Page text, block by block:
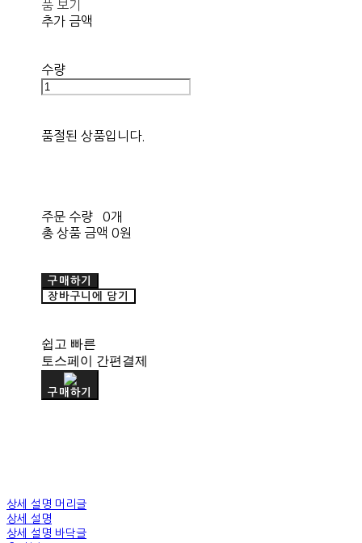
품 보기
추가 금액
수량
품절된 상품입니다.
주문 수량
0개
총 상품 금액 0원
구매하기
장바구니에 담기
쉽고 빠른
토스페이 간편결제
구매하기
상세 설명 머리글
상세 설명
상세 설명 바닥글